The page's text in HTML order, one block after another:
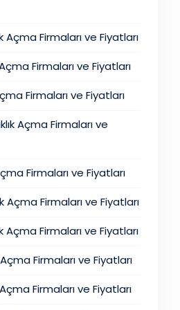
Açma Firmaları ve Fiyatları
Firmaları ve Fiyatları
Firmaları ve Fiyatları
Açma Firmaları ve
Firmaları ve Fiyatları
Açma Firmaları ve Fiyatları
Açma Firmaları ve Fiyatları
Açma Firmaları ve Fiyatları
Açma Firmaları ve Fiyatları